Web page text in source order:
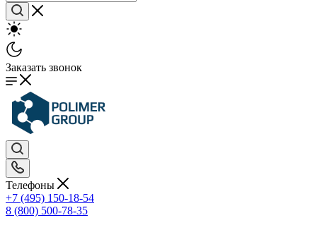
Заказать звонок
Телефоны
+7 (495) 150-18-54
8 (800) 500-78-35